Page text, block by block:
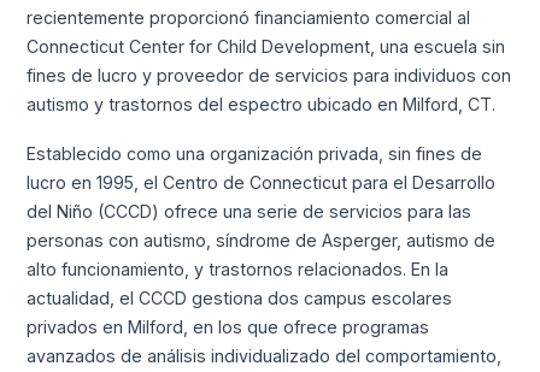
recientemente proporcionó financiamiento comercial al
Connecticut Center for Child Development, una escuela sin
fines de lucro y proveedor de servicios para individuos con
autismo y trastornos del espectro ubicado en Milford, CT.
Establecido como una organización privada, sin fines de
lucro en 1995, el Centro de Connecticut para el Desarrollo
del Niño (CCCD) ofrece una serie de servicios para las
personas con autismo, síndrome de Asperger, autismo de
alto funcionamiento, y trastornos relacionados. En la
actualidad, el CCCD gestiona dos campus escolares
privados en Milford, en los que ofrece programas
avanzados de análisis individualizado del comportamiento,